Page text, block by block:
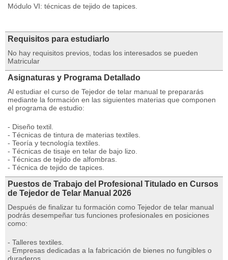
Módulo VI: técnicas de tejido de tapices.
Requisitos para estudiarlo
No hay requisitos previos, todas los interesados se pueden
Matricular
Asignaturas y Programa Detallado
Al estudiar el curso de Tejedor de telar manual te prepararás
mediante la formación en las siguientes materias que componen
el programa de estudio:
- Diseño textil.
- Técnicas de tintura de materias textiles.
- Teoría y tecnología textiles.
- Técnicas de tisaje en telar de bajo lizo.
- Técnicas de tejido de alfombras.
- Técnica de tejido de tapices.
Puestos de Trabajo del Profesional Titulado en Cursos
de Tejedor de Telar Manual 2026
Después de finalizar tu formación como Tejedor de telar manual
podrás desempeñar tus funciones profesionales en posiciones
como:
- Talleres textiles.
- Empresas dedicadas a la fabricación de bienes no fungibles o